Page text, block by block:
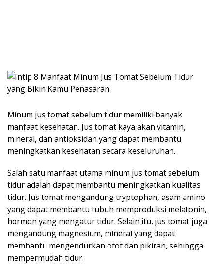
Minum jus tomat sebelum tidur memiliki banyak
manfaat kesehatan. Jus tomat kaya akan vitamin,
mineral, dan antioksidan yang dapat membantu
meningkatkan kesehatan secara keseluruhan.
Salah satu manfaat utama minum jus tomat sebelum
tidur adalah dapat membantu meningkatkan kualitas
tidur. Jus tomat mengandung tryptophan, asam amino
yang dapat membantu tubuh memproduksi melatonin,
hormon yang mengatur tidur. Selain itu, jus tomat juga
mengandung magnesium, mineral yang dapat
membantu mengendurkan otot dan pikiran, sehingga
mempermudah tidur.